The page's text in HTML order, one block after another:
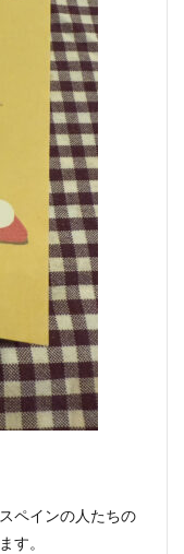
ペインの人たちの
す。